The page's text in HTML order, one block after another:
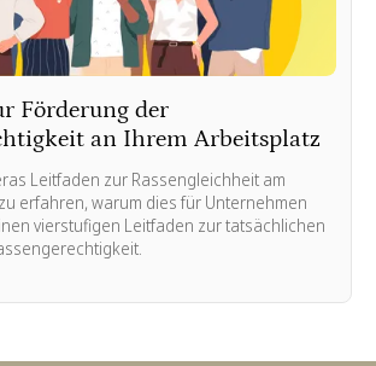
Förderung der
an Ihrem Arbeitsplatz
Leitfaden zur Rassengleichheit am
erfahren, warum dies für Unternehmen
vierstufigen Leitfaden zur tatsächlichen